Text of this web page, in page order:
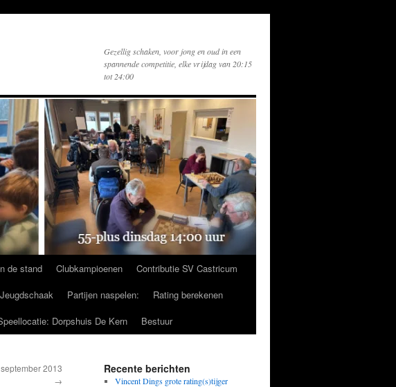
Gezellig schaken, voor jong en oud in een
spannende competitie, elke vrijdag van 20:15
tot 24:00
de stand Clubkampioenen
Contributie SV Castricum
Jeugdschaak Partijen naspelen:
Rating berekenen
Dorpshuis De Kern Bestuur
2013
→
Recente berichten
Vincent Dings grote rating(s)tijger